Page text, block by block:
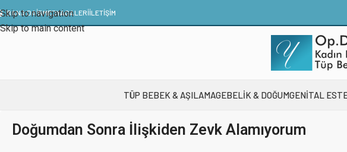
Skip to navigation
Skip to main content
BANA DAİRMEDYAGALERIİLETIŞIM
TÜP BEBEK & AŞILAMAGEBELIK & DOĞUMGENİTAL
Doğumdan Sonra İlişkiden Zevk Alamıyorum